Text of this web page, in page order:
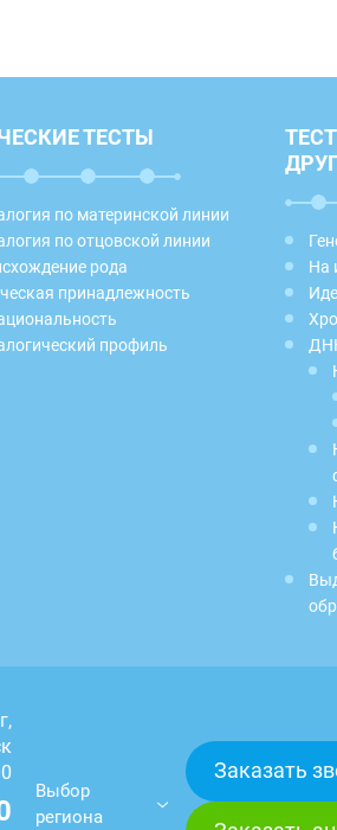
ТЕСТЫ
по материнской линии
по отцовской линии
рода
принадлежность
профиль
На
Выбор
региона
Заказать